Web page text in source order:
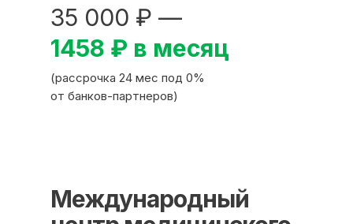
(рассрочка 24 мес под 0%
от банков-партнеров)
1458 ₽ в месяц
35 000 ₽ —
Международный